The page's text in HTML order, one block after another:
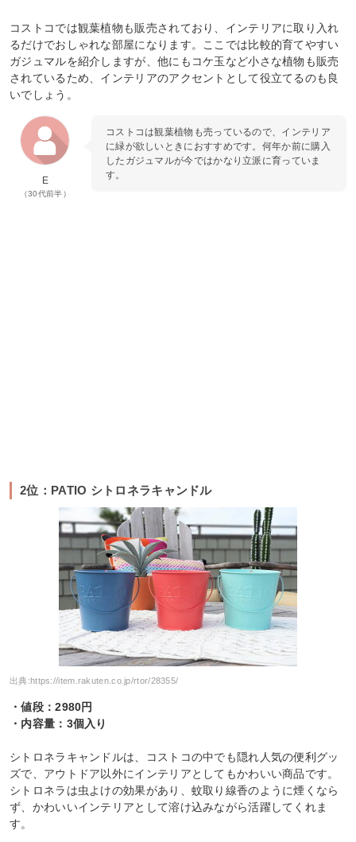
コストコでは観葉植物も販売されており、インテリアに取り入れ
るだけでおしゃれな部屋になります。ここでは比較的育てやすい
ガジュマルを紹介しますが、他にもコケ玉など小さな植物も販売
されているため、インテリアのアクセントとして役立てるのも良
いでしょう。
E
（30代前半）
コストコは観葉植物も売っているので、インテリア
に緑が欲しいときにおすすめです。何年か前に購入
したガジュマルが今ではかなり立派に育っていま
す。
2位：PATIO シトロネラキャンドル
出典:https://item.rakuten.co.jp/rtor/28355/
・値段：2980円
・内容量：3個入り
シトロネラキャンドルは、コストコの中でも隠れ人気の便利グッ
ズで、アウトドア以外にインテリアとしてもかわいい商品です。
シトロネラは虫よけの効果があり、蚊取り線香のように煙くなら
ず、かわいいインテリアとして溶け込みながら活躍してくれま
す。